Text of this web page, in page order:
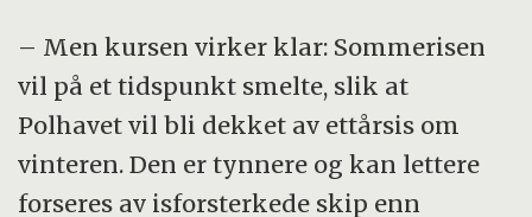
– Men kursen virker klar: Sommerisen
vil på et tidspunkt smelte, slik at
Polhavet vil bli dekket av ettårsis om
vinteren. Den er tynnere og kan lettere
forseres av isforsterkede skip enn